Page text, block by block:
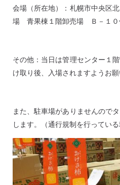
会場（所在地）：札幌市中央区
場 青果棟１階卸売場 Ｂ－１０
その他：当日は管理センター１
け取り後、入場されますようお願
また、駐車場がありませんので
します。（通行規制を行ってい